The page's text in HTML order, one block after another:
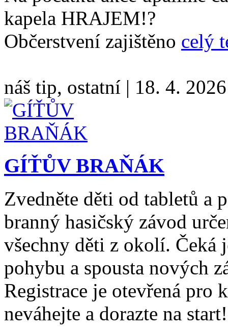
kapela HRAJEM!?
Občerstvení zajištěno celý
náš tip, ostatní | 18. 4. 2026
GÍŤŮV BRAŇÁK
Zvedněte děti od tabletů a
branný hasičský závod
všechny děti z okolí. Čeká
pohybu a spousta nových
Registrace je otevřená pro
neváhejte a dorazte na